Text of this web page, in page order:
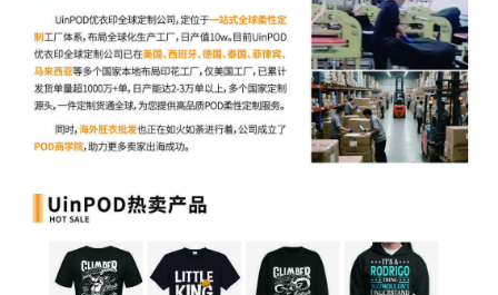
三、差异背后的合规成本困境
对于许多卖家而言，数据差异背后是一个棘手的合规
成本问题。
典型情况是：平台销售额为100元，回款额可能只有
30-50元，因为平台扣除了佣金、广告费、配送费
等。若按全额销售额申报，卖家需为没有实际到手的
金额纳税；而海外平台费用往往难以获取国内税务机